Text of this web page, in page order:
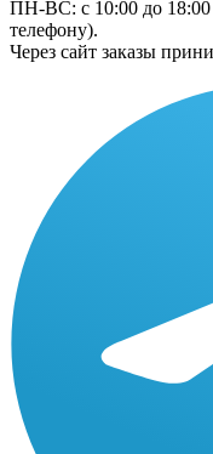
ПН-ВС: с 10:00 до 18:00
телефону).
Через сайт заказы